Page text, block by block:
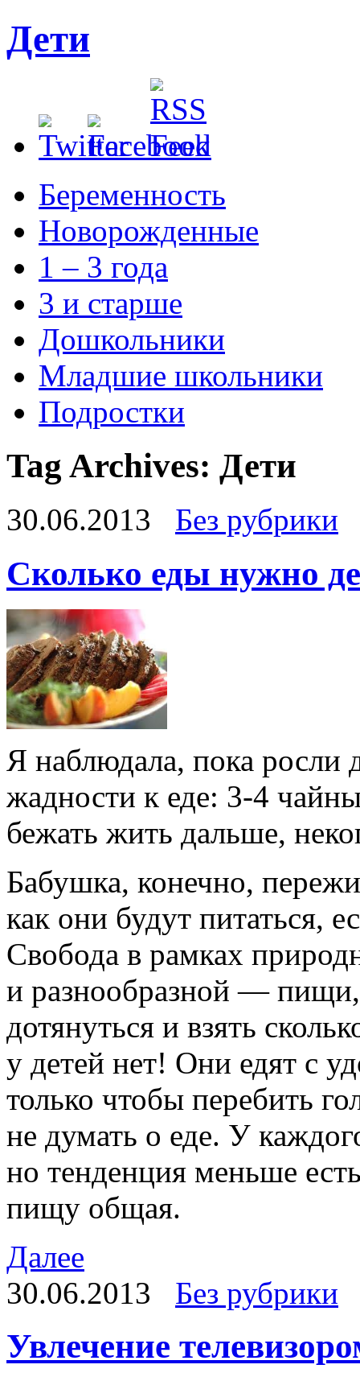
Дети
Беременность
Новорожденные
1 – 3 года
3 и старше
Дошкольники
Младшие школьники
Подростки
Tag Archives: Дети
30.06.2013 Без рубрики
Сколько еды нужно
Я наблюдала, пока росли
жадности к еде: 3-4
бежать жить дальше,
Бабушка, конечно,
как они будут питаться,
Свобода в рамках
и разнообразной —
дотянуться и взять
у детей нет! Они едят с
только чтобы перебить
не думать о еде. У
но тенденция меньше
пищу общая.
Далее
30.06.2013
Без рубрики
Увлечение